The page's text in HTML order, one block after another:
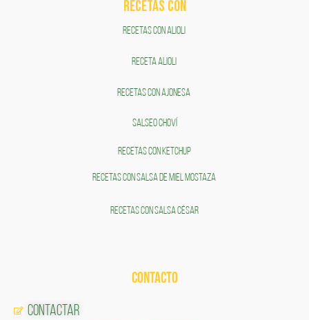
RECETAS COn
RECETAS CON ALIOLI
RECETA ALIOLI
RECETAS CON AJONESA
SALSEO CHOVÍ
RECETAS CON KETCHUP
RECETAS CON SALSA DE MIEL MOSTAZA
RECETAS CON SALSA CÉSAR
CONTACTO
Contactar